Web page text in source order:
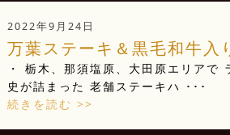
2022年9月24日
万葉ステーキ＆黒毛和牛入
・ 栃木、那須塩原、大田原エリア
史が詰まった 老舗ステーキハ ･･･
続きを読む >>